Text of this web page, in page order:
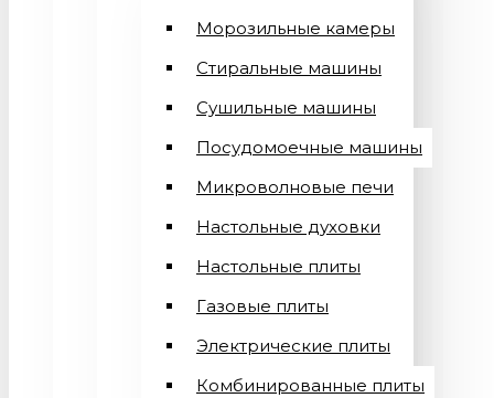
Морозильные камеры
Стиральные машины
Сушильные машины
Посудомоечные машины
Микроволновые печи
Настольные духовки
Настольные плиты
Газовые плиты
Электрические плиты
Комбинированные плиты